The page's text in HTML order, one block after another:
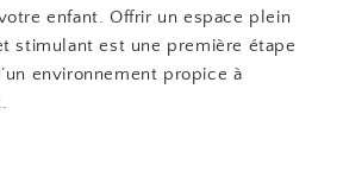
enfant. Offrir un espace plein
stimulant est une première étape
environnement propice à